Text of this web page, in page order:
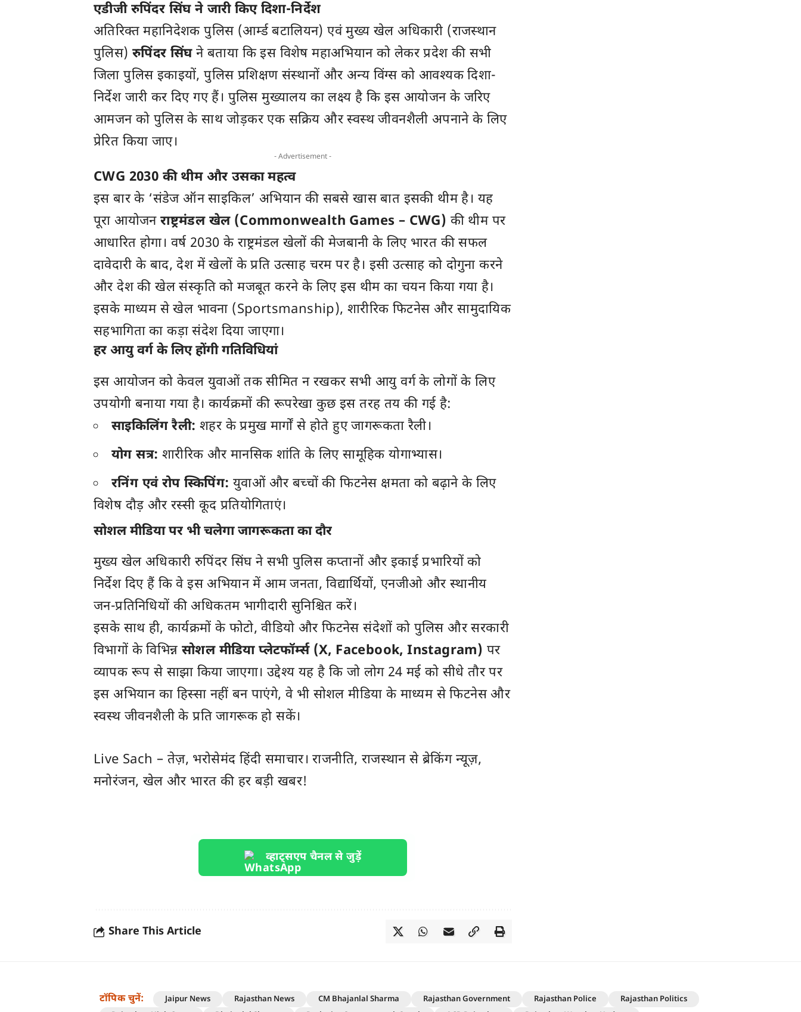
एडीजी रुपिंदर सिंघ ने जारी किए दिशा-निर्देश
अतिरिक्त महानिदेशक पुलिस (आर्म्ड बटालियन) एवं मुख्य खेल अधिकारी (राजस्थान
पुलिस) रुपिंदर सिंघने बताया कि इस विशेष महाअभियान को लेकर प्रदेश की सभी
जिला पुलिस इकाइयों, पुलिस प्रशिक्षण संस्थानों और अन्य विंग्स को आवश्यक दिशा-
निर्देश जारी कर दिए गए हैं। पुलिस मुख्यालय का लक्ष्य है कि इस आयोजन के जरिए
आमजन को पुलिस के साथ जोड़कर एक सक्रिय और स्वस्थ जीवनशैली अपनाने के लिए
प्रेरित किया जाए।
- Advertisement -
CWG 2030 की थीम और उसका महत्व
इस बार के ‘संडेज ऑन साइकिल’ अभियान की सबसे खास बात इसकी थीम है। यह
पूरा आयोजनराष्ट्रमंडल खेल (Commonwealth Games – CWG) की थीम पर
आधारित होगा। वर्ष 2030 के राष्ट्रमंडल खेलों की मेजबानी के लिए भारत की सफल
दावेदारी के बाद, देश में खेलों के प्रति उत्साह चरम पर है। इसी उत्साह को दोगुना करने
और देश की खेल संस्कृति को मजबूत करने के लिए इस थीम का चयन किया गया है।
इसके माध्यम से खेल भावना (Sportsmanship), शारीरिक फिटनेस और सामुदायिक
सहभागिता का कड़ा संदेश दिया जाएगा।
हर आयु वर्ग के लिए होंगी गतिविधियां
इस आयोजन को केवल युवाओं तक सीमित न रखकर सभी आयु वर्ग के लोगों के लिए
उपयोगी बनाया गया है। कार्यक्रमों की रूपरेखा कुछ इस तरह तय की गई है:
साइकिलिंग रैली: शहर के प्रमुख मार्गों से होते हुए जागरूकता रैली।
योग सत्र: शारीरिक और मानसिक शांति के लिए सामूहिक योगाभ्यास।
रनिंग एवं रोप स्किपिंग: युवाओं और बच्चों की फिटनेस क्षमता को बढ़ाने के लिए
विशेष दौड़ और रस्सी कूद प्रतियोगिताएं।
सोशल मीडिया पर भी चलेगा जागरूकता का दौर
मुख्य खेल अधिकारी रुपिंदर सिंघ ने सभी पुलिस कप्तानों और इकाई प्रभारियों को
निर्देश दिए हैं कि वे इस अभियान में आम जनता, विद्यार्थियों, एनजीओ और स्थानीय
जन-प्रतिनिधियों की अधिकतम भागीदारी सुनिश्चित करें।
इसके साथ ही, कार्यक्रमों के फोटो, वीडियो और फिटनेस संदेशों को पुलिस और सरकारी
विभागों के विभिन्न सोशल मीडिया प्लेटफॉर्म्स (X, Facebook, Instagram) पर
व्यापक रूप से साझा किया जाएगा। उद्देश्य यह है कि जो लोग 24 मई को सीधे तौर पर
इस अभियान का हिस्सा नहीं बन पाएंगे, वे भी सोशल मीडिया के माध्यम से फिटनेस और
स्वस्थ जीवनशैली के प्रति जागरूक हो सकें।
Live Sach – तेज़, भरोसेमंद हिंदी समाचार। राजनीति, राजस्थानसे ब्रेकिंग न्यूज़,
मनोरंजन, खेल और भारत की हर बड़ी खबर!
व्हाट्सएप चैनल से जुड़ें
Share This Article
टॉपिक चुनें: Jaipur News Rajasthan News CM Bhajanlal Sharma Rajasthan Government Rajasthan Police
Rajasthan Politics